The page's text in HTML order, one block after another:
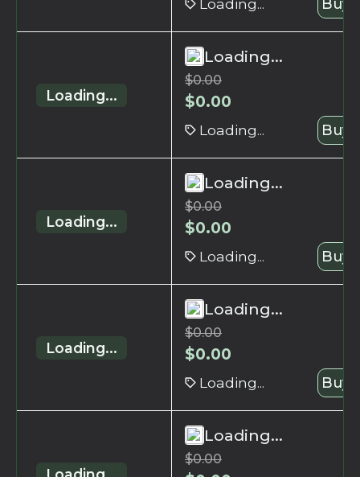
Loading... Buy
Loading...
Loading...
$0.00
$0.00
Loading... Buy
Loading...
Loading...
$0.00
$0.00
Loading... Buy
Loading...
Loading...
$0.00
$0.00
Loading... Buy
Loading...
$0.00